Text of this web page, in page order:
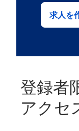
求人を
登録者
アクセ